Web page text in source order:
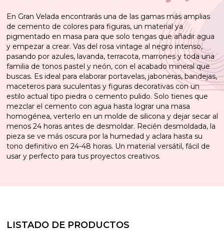
En Gran Velada encontrarás una de las gamas más amplias
de cemento de colores para figuras, un material ya
pigmentado en masa para que solo tengas que añadir agua
y empezar a crear. Vas del rosa vintage al negro intenso,
pasando por azules, lavanda, terracota, marrones y toda una
familia de tonos pastel y neón, con el acabado mineral que
buscas. Es ideal para elaborar portavelas, jaboneras, bandejas,
maceteros para suculentas y figuras decorativas con un
estilo actual tipo piedra o cemento pulido. Solo tienes que
mezclar el cemento con agua hasta lograr una masa
homogénea, verterlo en un molde de silicona y dejar secar al
menos 24 horas antes de desmoldar. Recién desmoldada, la
pieza se ve más oscura por la humedad y aclara hasta su
tono definitivo en 24-48 horas. Un material versátil, fácil de
usar y perfecto para tus proyectos creativos.
LISTADO DE PRODUCTOS